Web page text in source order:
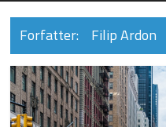
Forfatter: Filip Ardon